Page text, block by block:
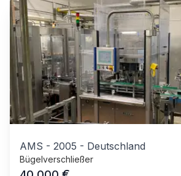
AMS - 2005 - Deutschland
Bügelverschließer